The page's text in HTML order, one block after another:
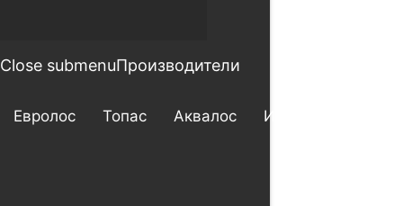
Close submenuПроизводители
Евролос Топас Аквалос Итал